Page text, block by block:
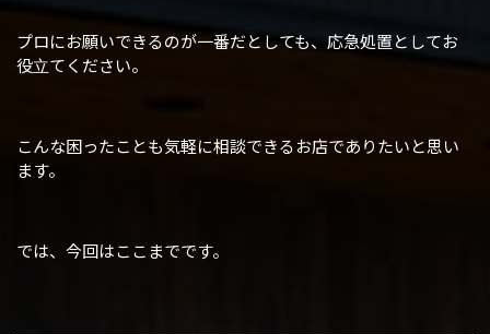
プロにお願いできるのが一番だとしても、応急処置としてお
役立てください。
こんな困ったことも気軽に相談できるお店でありたいと思い
ます。
では、今回はここまでです。